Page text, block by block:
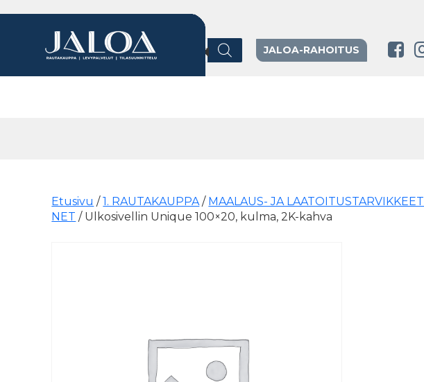
Products search
JALOA-RAHOITUS
Etusivu /1. RAUTAKAUPPA / MAALAUS- JA LAATOITUSTARVIKKEET
NET / Ulkosivellin Unique 100×20, kulma, 2K-kahva